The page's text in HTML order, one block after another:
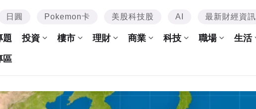
日圓 Pokemon卡 美股科技股 AI 最新財經資訊
題 投資 樓市 理財 商業 科技 職場 生活
區